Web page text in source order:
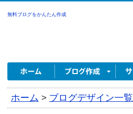
無料ブログをかんたん作成
ホーム > ブログデザイン一覧